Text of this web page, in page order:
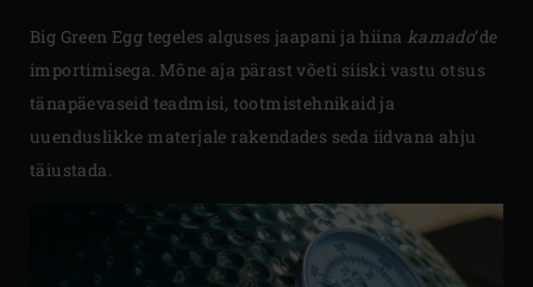
Big Green Egg tegeles alguses jaapani ja hiina kamado’de
importimisega. Mõne aja pärast võeti siiski vastu otsus
tänapäevaseid teadmisi, tootmistehnikaid ja
uuenduslikke materjale rakendades seda iidvana ahju
täiustada.